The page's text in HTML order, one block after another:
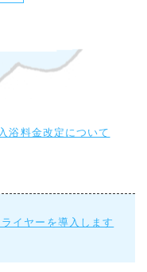
浴料金改定について
イヤーを導入します